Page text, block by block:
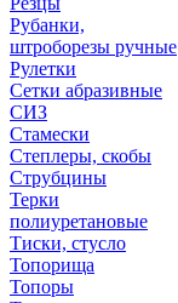
Рубанки,
штроборезы ручные
Рулетки
Сетки абразивные
СИЗ
Стамески
Степлеры, скобы
Струбцины
Терки
полиуретановые
Тиски, стусло
Топорища
Топоры